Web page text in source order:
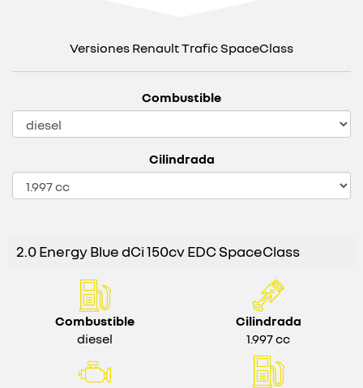
Versiones Renault Trafic SpaceClass
Combustible
Cilindrada
2.0 Energy Blue dCi 150cv EDC SpaceClass
Combustible
diesel
Cilindrada
1.997 cc